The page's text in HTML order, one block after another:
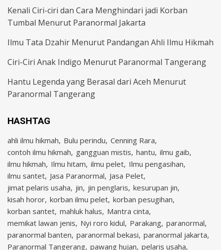
Kenali Ciri-ciri dan Cara Menghindari jadi Korban
Tumbal Menurut Paranormal Jakarta
Ilmu Tata Dzahir Menurut Pandangan Ahli Ilmu Hikmah
Ciri-Ciri Anak Indigo Menurut Paranormal Tangerang
Hantu Legenda yang Berasal dari Aceh Menurut
Paranormal Tangerang
HASHTAG
ahli ilmu hikmah Bulu perindu Cenning Rara
contoh ilmu hikmah gangguan mistis hantu ilmu gaib
ilmu hikmah Ilmu hitam ilmu pelet Ilmu pengasihan
ilmu santet Jasa Paranormal Jasa Pelet
jimat pelaris usaha jin jin penglaris kesurupan jin
kisah horor korban ilmu pelet korban pesugihan
korban santet mahluk halus Mantra cinta
memikat lawan jenis Nyi roro kidul Parakang paranormal
paranormal banten paranormal bekasi paranormal jakarta
Paranormal Tangerang pawang hujan pelaris usaha